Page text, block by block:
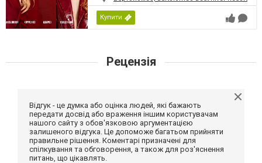
Купити
Рецензія
Відгук - це думка або оцінка людей, які бажають
передати досвід або враження іншим користувачам
нашого сайту з обов'язковою аргументацією
залишеного відгука. Це допоможе багатьом прийняти
правильне рішення. Коментарі призначені для
спілкування та обговорення, а також для роз'яснення
питань, що цікавлять.